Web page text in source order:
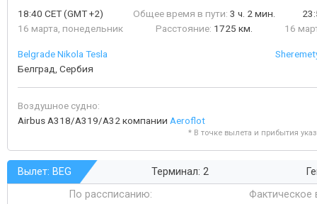
18:40 CET(GMT +2)
16 марта, понедельник
Общее время в пути: 3 ч. 2 мин.
Расстояние: 1725 км.
16
Belgrade Nikola Tesla
Белград, Сербия
Воздушное судно:
Airbus A318/A319/A32 компании Aeroflot
* В точке вылета и прибытия
Вылет: BEG Терминал: 2
По рассписанию:
Фактическое